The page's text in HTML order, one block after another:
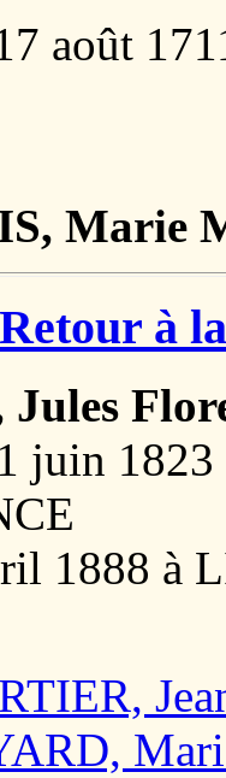
août
Marie
Retour à
juin
1888 à